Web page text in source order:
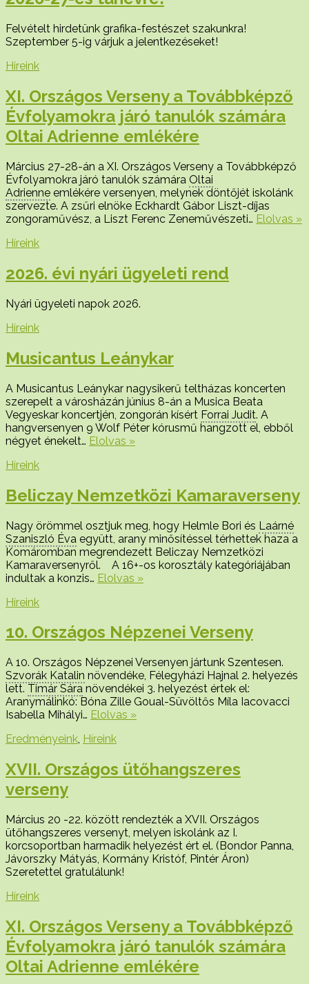
Felvételt hirdetünk grafika-festészet szakunkra!
Szeptember 5-ig várjuk a jelentkezéseket!
Híreink
XI. Országos Verseny a Továbbképző
Évfolyamokra járó tanulók számára
Oltai Adrienne emlékére
Március 27-28-án a XI. Országos Verseny a Továbbképző
Évfolyamokra járó tanulók számára Oltai
Adrienne emlékére versenyen, melynek döntőjét iskolánk
szervezte. A zsűri elnöke Eckhardt Gábor Liszt-díjas
zongoraművész, a Liszt Ferenc Zeneművészeti… Elolvas »
Híreink
2026. évi nyári ügyeleti rend
Nyári ügyeleti napok 2026.
Híreink
Musicantus Leánykar
A Musicantus Leánykar nagysikerű teltházas koncerten
szerepelt a városházán június 8-án a Musica Beata
Vegyeskar koncertjén, zongorán kísért Forrai Judit. A
hangversenyen 9 Wolf Péter kórusmű hangzott el, ebből
négyet énekelt… Elolvas »
Híreink
Beliczay Nemzetközi Kamaraverseny
Nagy örömmel osztjuk meg, hogy Helmle Bori és Laárné
Szaniszló Éva együtt, arany minősítéssel térhettek haza a
Komáromban megrendezett Beliczay Nemzetközi
Kamaraversenyről. A 16+-os korosztály kategóriájában
indultak a konzis… Elolvas »
Híreink
10. Országos Népzenei Verseny
A 10. Országos Népzenei Versenyen jártunk Szentesen.
Szvorák Katalin növendéke, Félegyházi Hajnal 2. helyezés
lett. Timár Sára növendékei 3. helyezést értek el:
Aranymálinkó: Bóna Zille Goual-Süvöltős Míla Iacovacci
Isabella Mihályi… Elolvas »
Eredményeink, Híreink
XVII. Országos ütőhangszeres
verseny
Március 20 -22. között rendezték a XVII. Országos
ütőhangszeres versenyt, melyen iskolánk az I.
korcsoportban harmadik helyezést ért el. (Bondor Panna,
Jávorszky Mátyás, Kormány Kristóf, Pintér Áron)
Szeretettel gratulálunk!
Híreink
XI. Országos Verseny a Továbbképző
Évfolyamokra járó tanulók számára
Oltai Adrienne emlékére